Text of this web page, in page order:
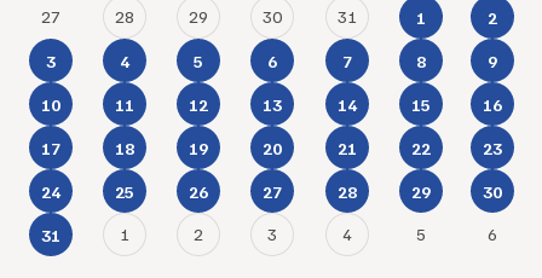
27 28 29 30 31 1 2
3 4 5 6 7 8 9
10 11 12 13 14 15 16
17 18 19 20 21 22 23
24 25 26 27 28 29 30
31 1 2 3 4 5 6